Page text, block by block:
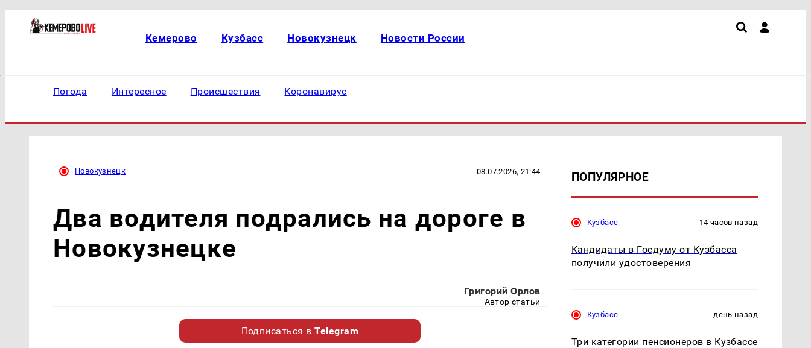
Кемерово Кузбасс Новокузнецк Новости России
Погода Интересное Происшествия Коронавирус
Новокузнецк 08.07.2026, 21:44
Два водителя подрались на дороге в
Новокузнецке
Григорий Орлов
Автор статьи
Подписаться вTelegram
ПОПУЛЯРНОЕ
Кузбасс 14 часов назад
Кандидаты в Госдуму от Кузбасса
получили удостоверения
Кузбасс день назад
Три категории пенсионеров в Кузбассе